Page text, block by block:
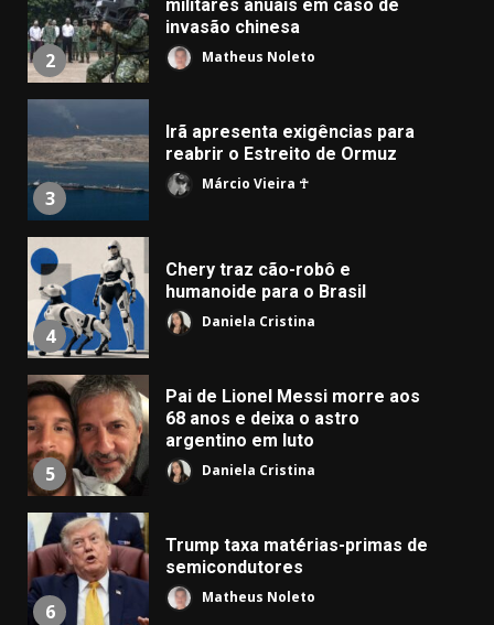
2
militares anuais em caso de
invasão chinesa
Matheus Noleto
3
Irã apresenta exigências para
reabrir o Estreito de Ormuz
Márcio Vieira ☥
4
Chery traz cão-robô e
humanoide para o Brasil
Daniela Cristina
5
Pai de Lionel Messi morre aos
68 anos e deixa o astro
argentino em luto
Daniela Cristina
6
Trump taxa matérias-primas de
semicondutores
Matheus Noleto